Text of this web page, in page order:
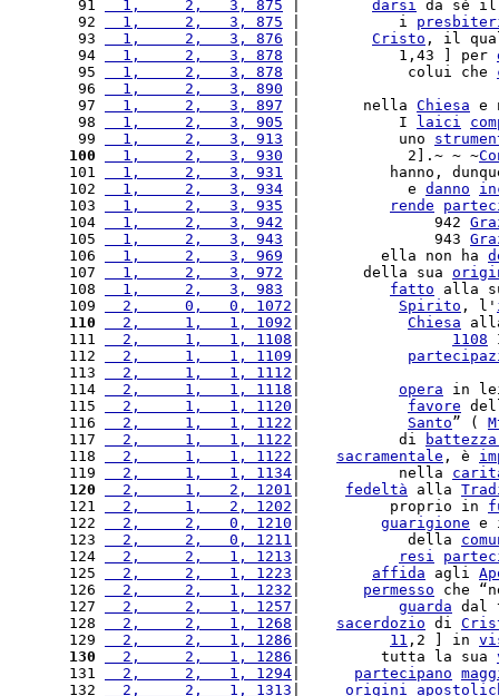
91
  1,     2,   3, 875
darsi da sé
92
  1,     2,   3, 875
|           i
93
  1,     2,   3, 876
Cristo , il
94
  1,     2,   3, 878
|           1,43 ] per
95
  1,     2,   3, 878
|            colui che
96
  1,     2,   3, 890
97
  1,     2,   3, 897
|       nella Chiesa e
98
  1,     2,   3, 905
|           I laici
99
  1,     2,   3, 913
|           uno
100
  1,     2,   3, 930
|            2].~ ~ ~
101
  1,     2,   3, 931
|          hanno,
102
  1,     2,   3, 934
|            e danno
103
  1,     2,   3, 935
rende
104
  1,     2,   3, 942
|               942
105
  1,     2,   3, 943
|               943
106
  1,     2,   3, 969
|         ella non ha
107
  1,     2,   3, 972
|       della sua
108
  1,     2,   3, 983
fatto alla
109
  2,     0,   0, 1072
Spirito , l'
110
  2,     1,   1, 1092
Chiesa
111
  2,     1,   1, 1108
1108
112
  2,     1,   1, 1109
113
  2,     1,   1, 1112
114
  2,     1,   1, 1118
opera in
115
  2,     1,   1, 1120
favore
116
  2,     1,   1, 1122
Santo” (
117
  2,     1,   1, 1122
|           di
118
  2,     1,   1, 1122
sacramentale , è
119
  2,     1,   1, 1134
|           nella
120
  2,     1,   2, 1201
fedeltà alla
121
  2,     1,   2, 1202
|          proprio in
122
  2,     2,   0, 1210
guarigione
123
  2,     2,   0, 1211
|            della
124
  2,     2,   1, 1213
resi
125
  2,     2,   1, 1223
affida agli
126
  2,     2,   1, 1232
permesso che
127
  2,     2,   1, 1257
guarda dal
128
  2,     2,   1, 1268
sacerdozio di
129
  2,     2,   1, 1286
11 ,2 ] in
130
  2,     2,   1, 1286
|         tutta la sua
131
  2,     2,   1, 1294
partecipano
132
  2,     2,   1, 1313
origini